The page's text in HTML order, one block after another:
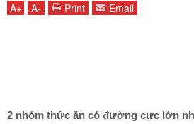
A+ A- Print Email
2 nhóm thức ăn có đường cực lớn